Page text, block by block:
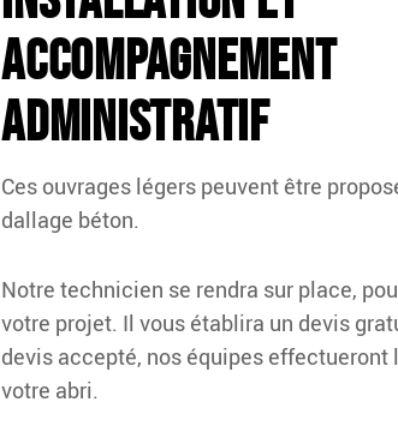
accompagnement
administratif
Ces ouvrages légers peuvent être
dallage béton.
Notre technicien se rendra sur place,
votre projet. Il vous établira un devis
devis accepté, nos équipes effectueront
votre abri.